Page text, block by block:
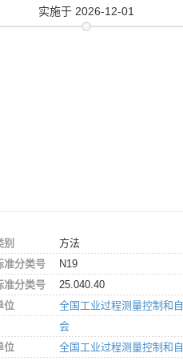
实施于 2026-12-01
别
方法
准分类号
N19
准分类号
25.040.40
位
全国工业过程测量控制和
会
位
全国工业过程测量控制和